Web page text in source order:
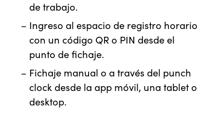
de trabajo.
Ingreso al espacio de registro horario
con un código QR o PIN desde el
punto de fichaje.
Fichaje manual o a través del punch
clock desde la app móvil, una tablet o
desktop.